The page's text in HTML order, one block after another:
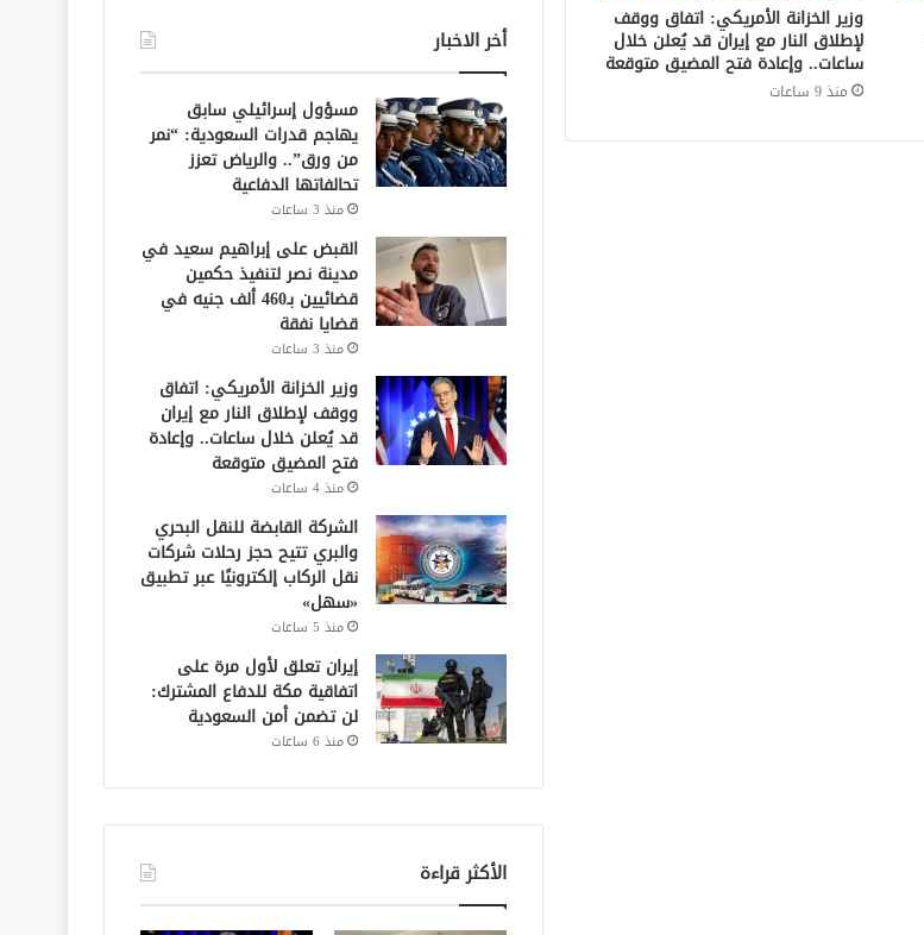
وزير الخزانة الأمريكي: اتفاق ووقف
لإطلاق النار مع إيران قد يُعلن خلال
ساعات.. وإعادة فتح المضيق متوقعة
منذ 9 ساعات
أخر الاخبار
مسؤول إسرائيلي سابق
يهاجم قدرات السعودية: “نمر
من ورق”.. والرياض تعزز
تحالفاتها الدفاعية
منذ 3 ساعات
القبض على إبراهيم سعيد في
مدينة نصر لتنفيذ حكمين
قضائيين بـ460 ألف جنيه في
قضايا نفقة
منذ 3 ساعات
وزير الخزانة الأمريكي: اتفاق
ووقف لإطلاق النار مع إيران
قد يُعلن خلال ساعات.. وإعادة
فتح المضيق متوقعة
منذ 4 ساعات
الشركة القابضة للنقل البحري
والبري تتيح حجز رحلات شركات
نقل الركاب إلكترونيًا عبر تطبيق
«سهل»
منذ 5 ساعات
إيران تعلق لأول مرة على
اتفاقية مكة للدفاع المشترك:
لن تضمن أمن السعودية
منذ 6 ساعات
الأكثر قراءة